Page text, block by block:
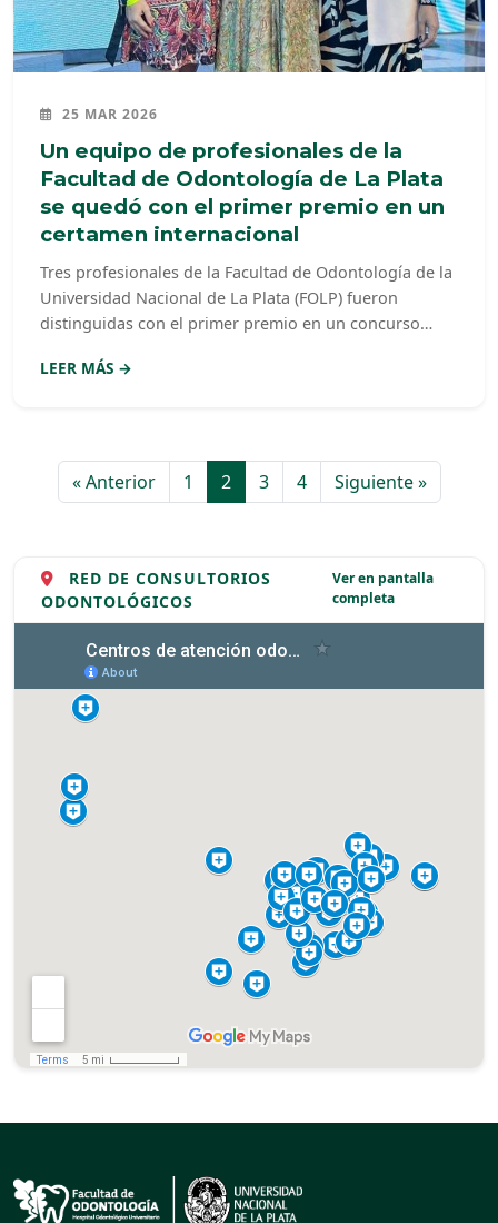
25 MAR 2026
Un equipo de profesionales de la
Facultad de Odontología de La Plata
se quedó con el primer premio en un
certamen internacional
Tres profesionales de la Facultad de Odontología de la
Universidad Nacional de La Plata (FOLP) fueron
distinguidas con el primer premio en un concurso
Internacional de Odontología Termas de Río Hondo
LEER MÁS →
« Anterior 1 2 3 4 Siguiente »
RED DE CONSULTORIOS
ODONTOLÓGICOS
Ver en pantalla
completa